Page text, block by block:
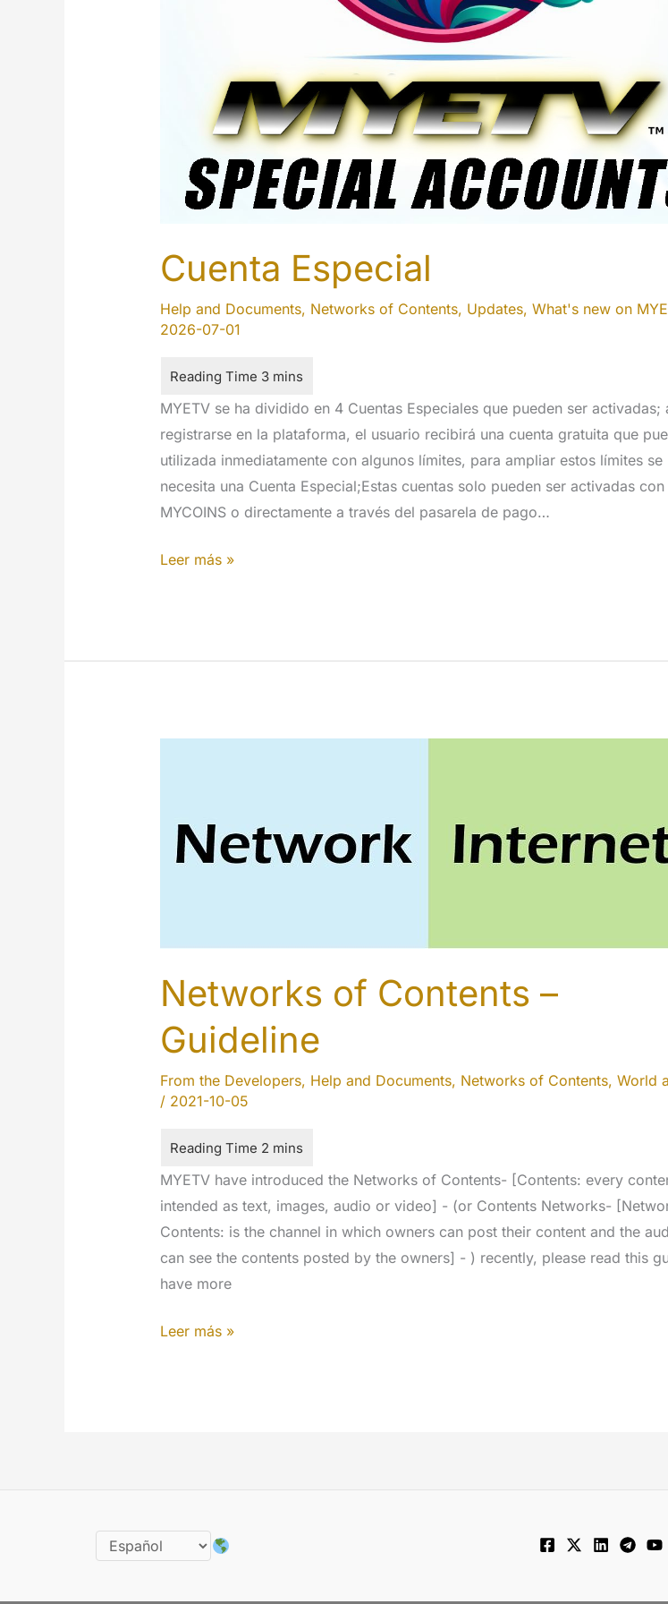
Cuenta Especial
Help and Documents, Networks of Contents, Updates, What's new on
2026-07-01
MYETV se ha dividido en 4 Cuentas Especiales que pueden ser activadas;
registrarse en la plataforma, el usuario recibirá una cuenta gratuita que
utilizada inmediatamente con algunos límites, para ampliar estos límites se
necesita una Cuenta Especial;Estas cuentas solo pueden ser activadas con
MYCOINS o directamente a través del pasarela de pago…
Cuenta
Leer más »
Networks of Contents –
Guideline
From the Developers, Help and Documents, Networks of Contents, World
/ 2021-10-05
MYETV have introduced the Networks of Contents- [Contents: every
intended as text, images, audio or video] - (or Contents Networks-
Contents: is the channel in which owners can post their content and the
can see the contents posted by the owners] - ) recently, please read this
have more
Networks
Leer más »